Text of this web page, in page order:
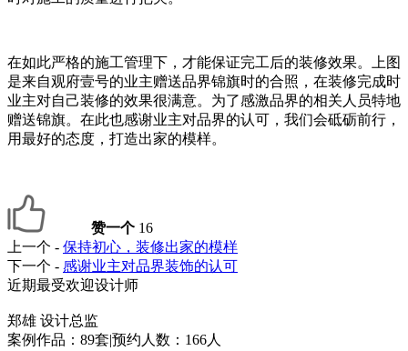
在如此严格的施工管理下，才能保证完工后的装修效果。上图
是来自观府壹号的业主赠送品界锦旗时的合照，在装修完成时
业主对自己装修的效果很满意。为了感激品界的相关人员特地
赠送锦旗。在此也感谢业主对品界的认可，我们会砥砺前行，
用最好的态度，打造出家的模样。
赞一个 16
上一个 - 保持初心，装修出家的模样
下一个 - 感谢业主对品界装饰的认可
近期最受欢迎设计师
郑雄 设计总监
案例作品：89套|预约人数：166人